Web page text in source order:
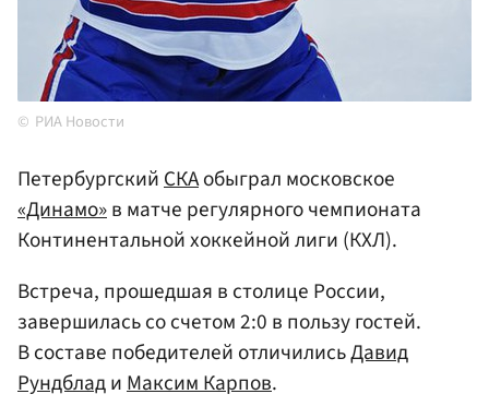
РИА Новости
ПетербургскийСКАобыграл московское
«Динамо»в матче регулярного чемпионата
Континентальной хоккейной лиги (КХЛ).
Встреча, прошедшая в столице России,
завершилась со счетом 2:0 в пользу гостей.
В составе победителей отличилисьДавид
РундбладиМаксим Карпов.